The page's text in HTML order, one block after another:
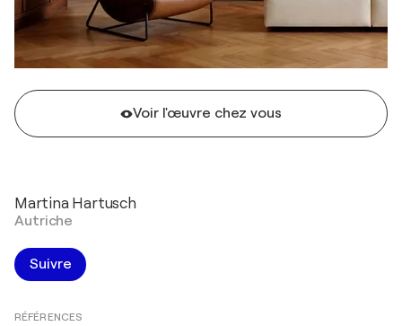
Voir l'œuvre chez vous
Martina Hartusch
Autriche
Suivre
RÉFÉRENCES